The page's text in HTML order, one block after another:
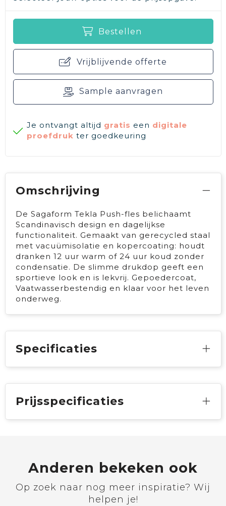
Bestellen
Vrijblijvende offerte
Sample aanvragen
Je ontvangt altijd gratis een digitale
proefdruk ter goedkeuring
Omschrijving
De Sagaform Tekla Push-fles belichaamt
Scandinavisch design en dagelijkse
functionaliteit. Gemaakt van gerecycled staal
met vacuümisolatie en kopercoating: houdt
dranken 12 uur warm of 24 uur koud zonder
condensatie. De slimme drukdop geeft een
sportieve look en is lekvrij. Gepoedercoat,
Vaatwasserbestendig en klaar voor het leven
onderweg.
Specificaties
Prijsspecificaties
Anderen bekeken ook
Op zoek naar nog meer inspiratie? Wij
helpen je!